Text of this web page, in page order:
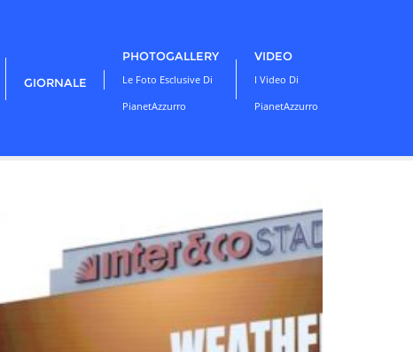
GIORNALE
PHOTOGALLERY
Le Foto Esclusive Di
PianetAzzurro
VIDEO
I Video Di
PianetAzzurro